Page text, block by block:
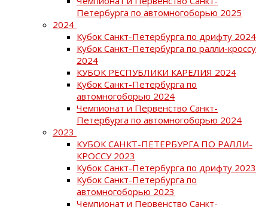
Петербурга по автомногоборью 2025
2024
Кубок Санкт-Петербурга по дрифту 2024
Кубок Санкт-Петербурга по ралли-кроссу
2024
КУБОК РЕСПУБЛИКИ КАРЕЛИЯ 2024
Кубок Санкт-Петербурга по
автомногоборью 2024
Чемпионат и Первенство Санкт-
Петербурга по автомногоборью 2024
2023
КУБОК САНКТ-ПЕТЕРБУРГА ПО РАЛЛИ-
КРОССУ 2023
Кубок Санкт-Петербурга по дрифту 2023
Кубок Санкт-Петербурга по
автомногоборью 2023
Чемпионат и Первенство Санкт-